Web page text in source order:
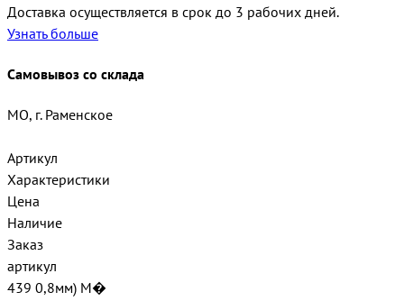
Доставка осуществляется в срок до 3 рабочих дней.
Узнать больше
Самовывоз со склада
МО, г. Раменское
Артикул
Характеристики
Цена
Наличие
Заказ
артикул
439 0,8мм) М�